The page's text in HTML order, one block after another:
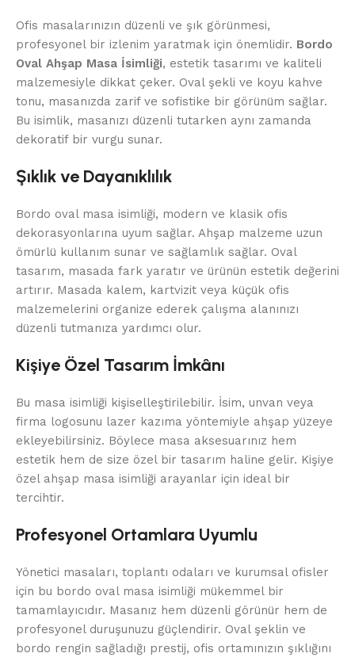
Ofis masalarınızın düzenli ve şık görünmesi,
profesyonel bir izlenim yaratmak için önemlidir. Bordo
Oval Ahşap Masa İsimliği, estetik tasarımı ve kaliteli
malzemesiyle dikkat çeker. Oval şekli ve koyu kahve
tonu, masanızda zarif ve sofistike bir görünüm sağlar.
Bu isimlik, masanızı düzenli tutarken aynı zamanda
dekoratif bir vurgu sunar.
Şıklık ve Dayanıklılık
Bordo oval masa isimliği, modern ve klasik ofis
dekorasyonlarına uyum sağlar. Ahşap malzeme uzun
ömürlü kullanım sunar ve sağlamlık sağlar. Oval
tasarım, masada fark yaratır ve ürünün estetik değerini
artırır. Masada kalem, kartvizit veya küçük ofis
malzemelerini organize ederek çalışma alanınızı
düzenli tutmanıza yardımcı olur.
Kişiye Özel Tasarım İmkânı
Bu masa isimliği kişiselleştirilebilir. İsim, unvan veya
firma logosunu lazer kazıma yöntemiyle ahşap yüzeye
ekleyebilirsiniz. Böylece masa aksesuarınız hem
estetik hem de size özel bir tasarım haline gelir. Kişiye
özel ahşap masa isimliği arayanlar için ideal bir
tercihtir.
Profesyonel Ortamlara Uyumlu
Yönetici masaları, toplantı odaları ve kurumsal ofisler
için bu bordo oval masa isimliği mükemmel bir
tamamlayıcıdır. Masanız hem düzenli görünür hem de
profesyonel duruşunuzu güçlendirir. Oval şeklin ve
bordo rengin sağladığı prestij, ofis ortamınızın şıklığını